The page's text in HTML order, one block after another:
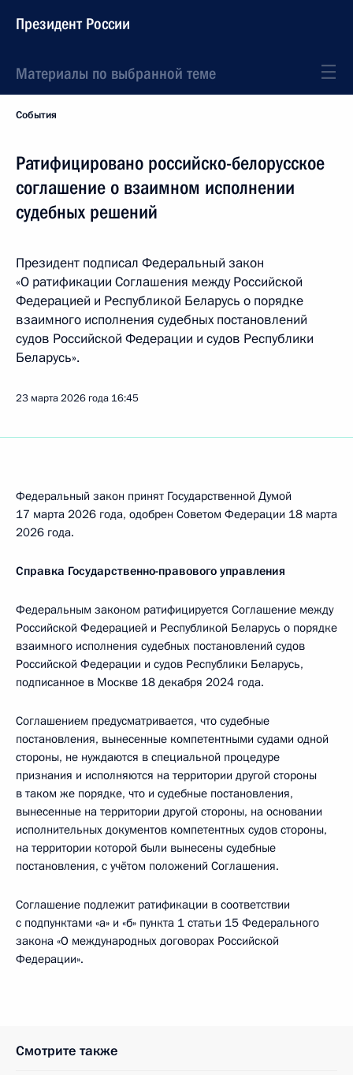
Президент России
Материалы по выбранной теме
События
Ратифицировано российско-белорусское
соглашение о взаимном исполнении
судебных решений
Президент подписал Федеральный закон
«О ратификации Соглашения между Российской
Федерацией и Республикой Беларусь о порядке
взаимного исполнения судебных постановлений
судов Российской Федерации и судов Республики
Беларусь».
23 марта 2026 года 16:45
Федеральный закон принят Государственной Думой
17 марта 2026 года, одобрен Советом Федерации 18 марта
2026 года.
Справка Государственно-правового управления
Федеральным законом ратифицируется Соглашение между
Российской Федерацией и Республикой Беларусь о порядке
взаимного исполнения судебных постановлений судов
Российской Федерации и судов Республики Беларусь,
подписанное в Москве 18 декабря 2024 года.
Соглашением предусматривается, что судебные
постановления, вынесенные компетентными судами одной
стороны, не нуждаются в специальной процедуре
признания и исполняются на территории другой стороны
в таком же порядке, что и судебные постановления,
вынесенные на территории другой стороны, на основании
исполнительных документов компетентных судов стороны,
на территории которой были вынесены судебные
постановления, с учётом положений Соглашения.
Соглашение подлежит ратификации в соответствии
с подпунктами «а» и «б» пункта 1 статьи 15 Федерального
закона «О международных договорах Российской
Федерации».
Смотрите также